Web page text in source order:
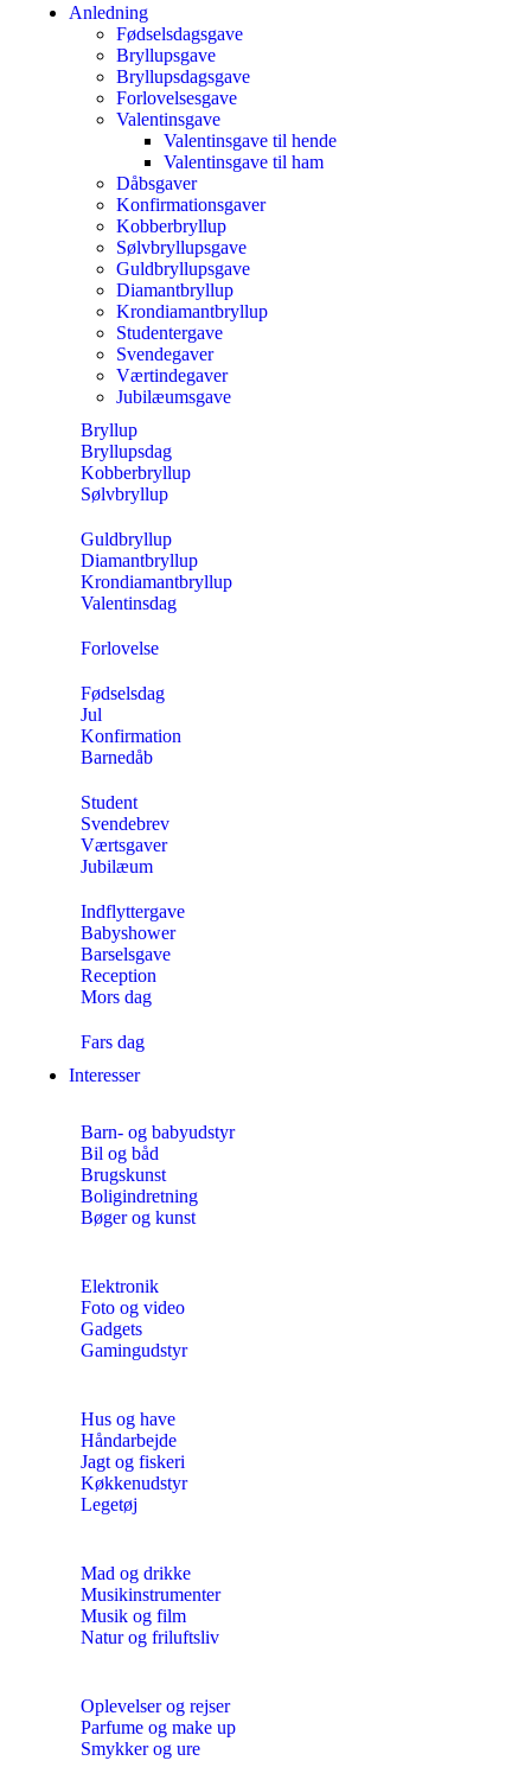
Anledning
Fødselsdagsgave
Bryllupsgave
Bryllupsdagsgave
Forlovelsesgave
Valentinsgave
Valentinsgave til hende
Valentinsgave til ham
Dåbsgaver
Konfirmationsgaver
Kobberbryllup
Sølvbryllupsgave
Guldbryllupsgave
Diamantbryllup
Krondiamantbryllup
Studentergave
Svendegaver
Værtindegaver
Jubilæumsgave
Bryllup
Bryllupsdag
Kobberbryllup
Sølvbryllup
Guldbryllup
Diamantbryllup
Krondiamantbryllup
Valentinsdag
Forlovelse
Fødselsdag
Jul
Konfirmation
Barnedåb
Student
Svendebrev
Værtsgaver
Jubilæum
Indflyttergave
Babyshower
Barselsgave
Reception
Mors dag
Fars dag
Interesser
Barn- og babyudstyr
Bil og båd
Brugskunst
Boligindretning
Bøger og kunst
Elektronik
Foto og video
Gadgets
Gamingudstyr
Hus og have
Håndarbejde
Jagt og fiskeri
Køkkenudstyr
Legetøj
Mad og drikke
Musikinstrumenter
Musik og film
Natur og friluftsliv
Oplevelser og rejser
Parfume og make up
Smykker og ure